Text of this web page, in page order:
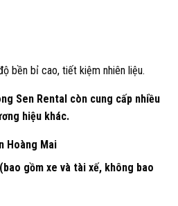
bền bỉ cao, tiết kiệm nhiên liệu.
Sen Rental còn cung cấp nhiều
hiệu khác.
Hoàng Mai
gồm xe và tài xế, không bao